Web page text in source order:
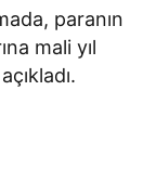
paranın
mali yıl